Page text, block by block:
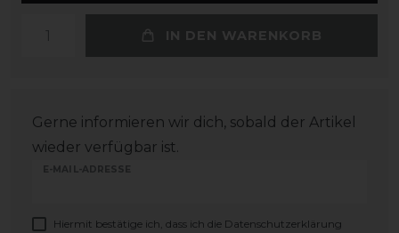
IN DEN WARENKORB
Gerne informieren wir dich, sobald der Artikel
wieder verfügbar ist.
E-MAIL-ADRESSE
Hiermit bestätige ich, dass ich die Daten­schutz­erklärung